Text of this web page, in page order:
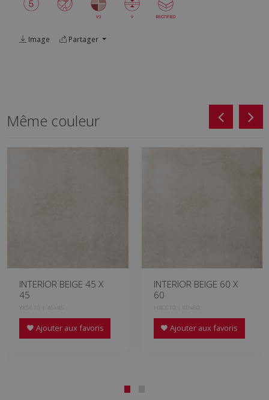
Image Partager
Même couleur
INTERIOR BEIGE 45 X
45
YK5610 | 45x45
Ajouter aux favoris
INTERIOR BEIGE 60 X
60
HXC610 | 60x60
Ajouter aux favoris